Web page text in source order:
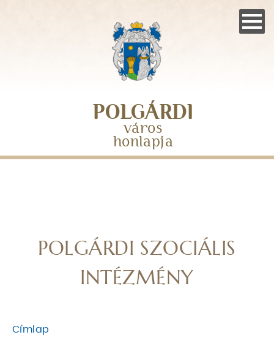
POLGÁRDI
város
honlapja
POLGÁRDI SZOCIÁLIS
INTÉZMÉNY
Címlap